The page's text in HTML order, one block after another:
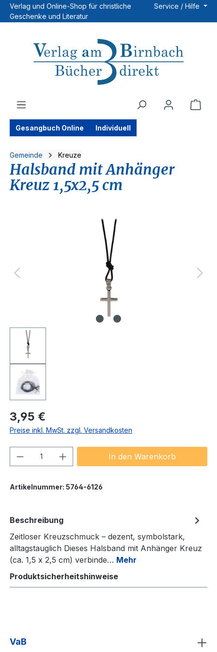
Zum Hauptinhalt springen
Verlag und Online-Shop für christliche
Geschenke und Literatur
Service / Hilfe
Gesangbuch Online Individuell
Gemeinde Kreuze
Halsband mit Anhänger
Kreuz 1,5x2,5 cm
Regulärer Preis:
3,95 €
Preise inkl. MwSt. zzgl. Versandkosten
Produkt Anzahl: Gib denIn den Warenkorb
Artikelnummer: 5764-6126
Beschreibung
Zeitloser Kreuzschmuck – dezent, symbolstark,
alltagstauglich Dieses Halsband mit Anhänger Kreuz
(ca. 1,5 x 2,5 cm) verbinde… Mehr
Produktsicherheitshinweise
VaB